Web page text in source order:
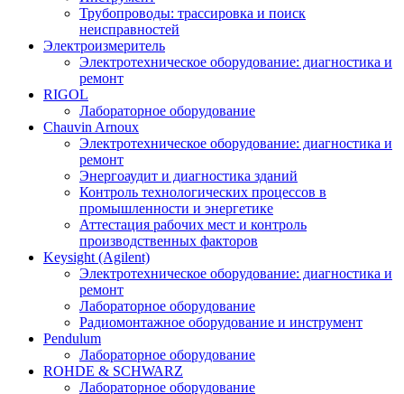
Трубопроводы: трассировка и поиск
неисправностей
Электроизмеритель
Электротехническое оборудование: диагностика и
ремонт
RIGOL
Лабораторное оборудование
Chauvin Arnoux
Электротехническое оборудование: диагностика и
ремонт
Энергоаудит и диагностика зданий
Контроль технологических процессов в
промышленности и энергетике
Аттестация рабочих мест и контроль
производственных факторов
Keysight (Agilent)
Электротехническое оборудование: диагностика и
ремонт
Лабораторное оборудование
Радиомонтажное оборудование и инструмент
Pendulum
Лабораторное оборудование
ROHDE & SCHWARZ
Лабораторное оборудование